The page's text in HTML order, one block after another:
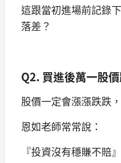
這跟當初進場前記錄
落差？
Q2. 買進後萬一股
股價一定會漲漲跌跌，
恩如老師常常說：
『投資沒有穩賺不賠』